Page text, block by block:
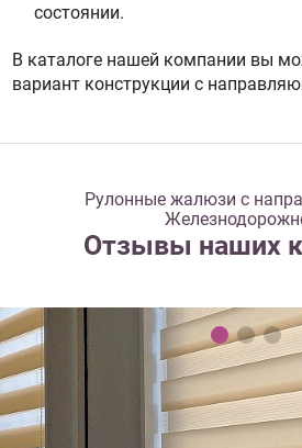
состоянии.
В каталоге нашей компании вы
вариант конструкции с
Рулонные жалюзи с
Отзывы наших